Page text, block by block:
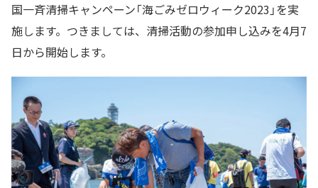
国一斉清掃キャンペーン「海ごみゼロウィーク2023」を実
施します。つきましては、清掃活動の参加申し込みを4月7
日から開始します。